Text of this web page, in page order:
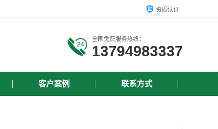
资质认证
全国免费服务热线：
13794983337
客户案例 联系方式